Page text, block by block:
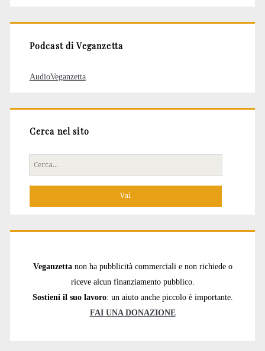
Podcast di Veganzetta
AudioVeganzetta
Cerca nel sito
Cerca
per:
Veganzetta non ha pubblicità commerciali e non richiede o
riceve alcun finanziamento pubblico.
Sostieni il suo lavoro: un aiuto anche piccolo è importante.
FAI UNA DONAZIONE